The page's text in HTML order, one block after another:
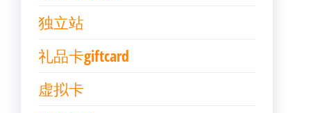
独立站
礼品卡giftcard
虚拟卡